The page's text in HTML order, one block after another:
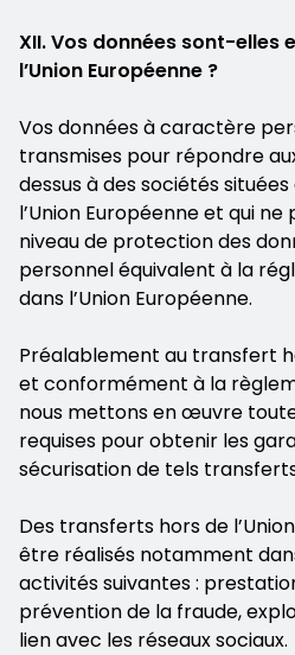
XII. Vos données sont-elles
l’Union Européenne ?
Vos données à caractère
transmises pour répondre
dessus à des sociétés
l’Union Européenne et qui
niveau de protection des
personnel équivalent à la
dans l’Union Européenne.
Préalablement au transfert
et conformément à la
nous mettons en œuvre
requises pour obtenir les
sécurisation de tels
Des transferts hors de
être réalisés notamment
activités suivantes :
prévention de la fraude,
lien avec les réseaux sociaux.